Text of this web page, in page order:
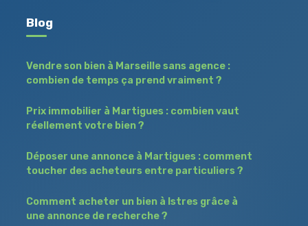
Blog
Vendre son bien à Marseille sans agence :
combien de temps ça prend vraiment ?
Prix immobilier à Martigues : combien vaut
réellement votre bien ?
Déposer une annonce à Martigues : comment
toucher des acheteurs entre particuliers ?
Comment acheter un bien à Istres grâce à
une annonce de recherche ?